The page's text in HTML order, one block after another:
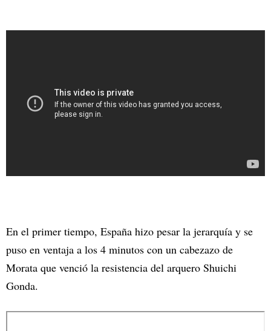
En el primer tiempo, España hizo pesar la jerarquía y se
puso en ventaja a los 4 minutos con un cabezazo de
Morata que venció la resistencia del arquero Shuichi
Gonda.